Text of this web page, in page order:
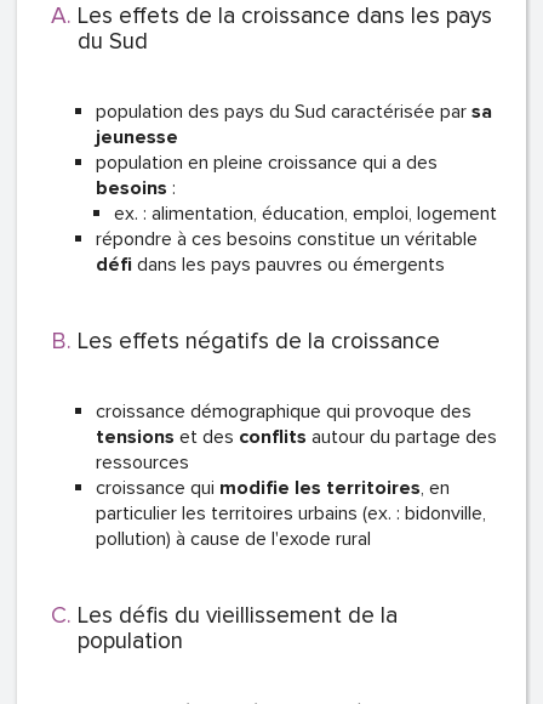
Les effets de la croissance dans les pays
du Sud
population des pays du Sud caractérisée par sa
jeunesse
population en pleine croissance qui a des
besoins :
ex. : alimentation, éducation, emploi, logement
répondre à ces besoins constitue un véritable
défi dans les pays pauvres ou émergents
Les effets négatifs de la croissance
croissance démographique qui provoque des
tensions et des conflits autour du partage des
ressources
croissance qui modifie les territoires, en
particulier les territoires urbains (ex. : bidonville,
pollution) à cause de l'exode rural
Les défis du vieillissement de la
population